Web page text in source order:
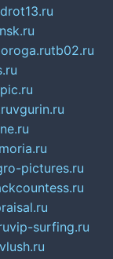
tb02.ru
vgurin.ru
pictures.ru
vip-surfing.ru